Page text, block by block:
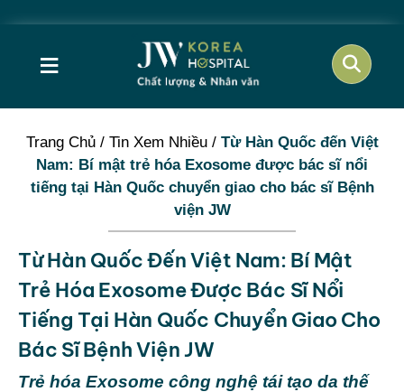
≡
Trang Chủ/ Tin Xem Nhiều/ Từ Hàn Quốc đến Việt
Nam: Bí mật trẻ hóa Exosome được bác sĩ nổi
tiếng tại Hàn Quốc chuyển giao cho bác sĩ Bệnh
viện JW
Từ Hàn Quốc Đến Việt Nam: Bí Mật
Trẻ Hóa Exosome Được Bác Sĩ Nổi
Tiếng Tại Hàn Quốc Chuyển Giao Cho
Bác Sĩ Bệnh Viện JW
Trẻ hóa Exosome công nghệ tái tạo da thế